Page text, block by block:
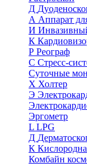
Д
А Аппарат
И
К
Р Реограф
С Стресс-
Суточные
Х Холтер
Э
Эргометр
L LPG
Д
К
Комбайн